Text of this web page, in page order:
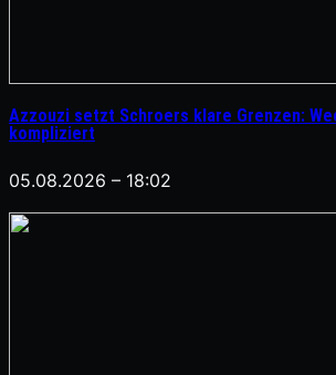
Azzouzi setzt Schroers klare Grenzen:
kompliziert
05.08.2026 – 18:02